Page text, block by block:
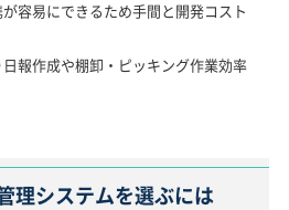
容易にできるため手間と開発コスト
報作成や棚卸・ピッキング作業効率
理システムを選ぶには